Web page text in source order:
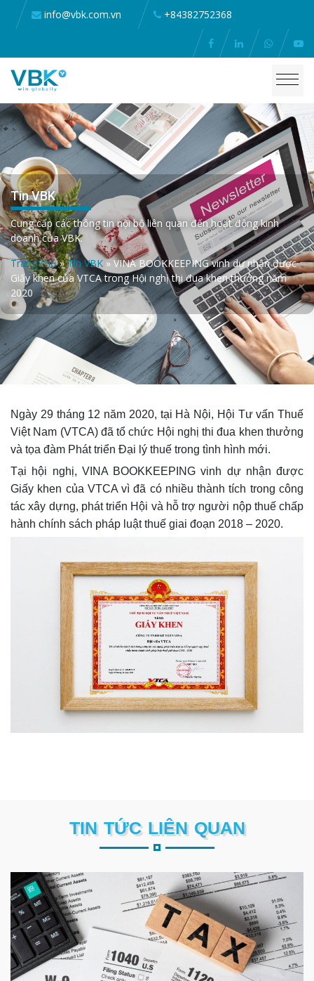
info@vbk.com.vn +84382752368
Tin VBK
Cung cấp các thông tin nội bộ liên quan đến hoạt động kinh
doanh của VBK.
Trang chủ»Tin VBK»VINA BOOKKEEPING vinh dự nhận được
Giấy khen của VTCA trong Hội nghị thi đua khen thưởng năm
2020
Ngày 29 tháng 12 năm 2020, tại Hà Nội, Hội Tư vấn Thuế
Việt Nam (VTCA) đã tổ chức Hội nghị thi đua khen thưởng
và tọa đàm Phát triển Đại lý thuế trong tình hình mới.
Tại hội nghị, VINA BOOKKEEPING vinh dự nhận được
Giấy khen của VTCA vì đã có nhiều thành tích trong công
tác xây dựng, phát triển Hội và hỗ trợ người nộp thuế chấp
hành chính sách pháp luật thuế giai đoạn 2018 – 2020.
TIN TỨC LIÊN QUAN